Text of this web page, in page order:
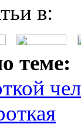
в:
теме: